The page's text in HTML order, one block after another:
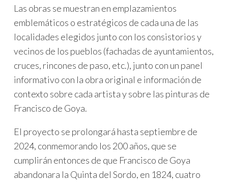
Las obras se muestran en emplazamientos
emblemáticos o estratégicos de cada una de las
localidades elegidos junto con los consistorios y
vecinos de los pueblos (fachadas de ayuntamientos,
cruces, rincones de paso, etc.), junto con un panel
informativo con la obra original e información de
contexto sobre cada artista y sobre las pinturas de
Francisco de Goya.
El proyecto se prolongará hasta septiembre de
2024, conmemorando los 200 años, que se
cumplirán entonces de que Francisco de Goya
abandonara la Quinta del Sordo, en 1824, cuatro